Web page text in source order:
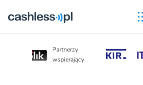
Partnerzy
wspierający